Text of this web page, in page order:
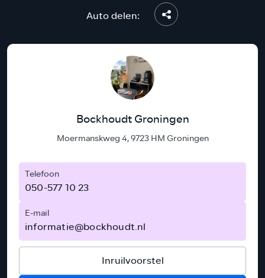
Auto delen:
Bockhoudt Groningen
Moermanskweg 4, 9723 HM Groningen
Telefoon
050-577 10 23
E-mail
informatie@bockhoudt.nl
Inruilvoorstel